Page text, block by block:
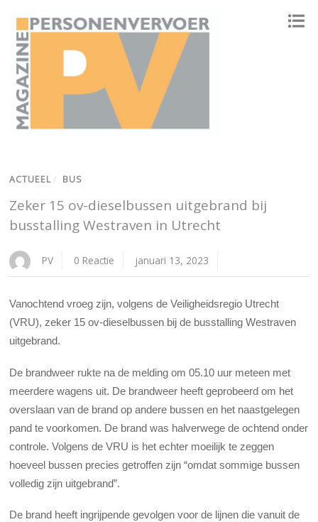
ACTUEEL / BUS
Zeker 15 ov-dieselbussen uitgebrand bij
busstalling Westraven in Utrecht
PV 0 Reactie januari 13, 2023
Vanochtend vroeg zijn, volgens de Veiligheidsregio Utrecht
(VRU), zeker 15 ov-dieselbussen bij de busstalling Westraven
uitgebrand.
De brandweer rukte na de melding om 05.10 uur meteen met
meerdere wagens uit. De brandweer heeft geprobeerd om het
overslaan van de brand op andere bussen en het naastgelegen
pand te voorkomen. De brand was halverwege de ochtend onder
controle. Volgens de VRU is het echter moeilijk te zeggen
hoeveel bussen precies getroffen zijn “omdat sommige bussen
volledig zijn uitgebrand”.
De brand heeft ingrijpende gevolgen voor de lijnen die vanuit de